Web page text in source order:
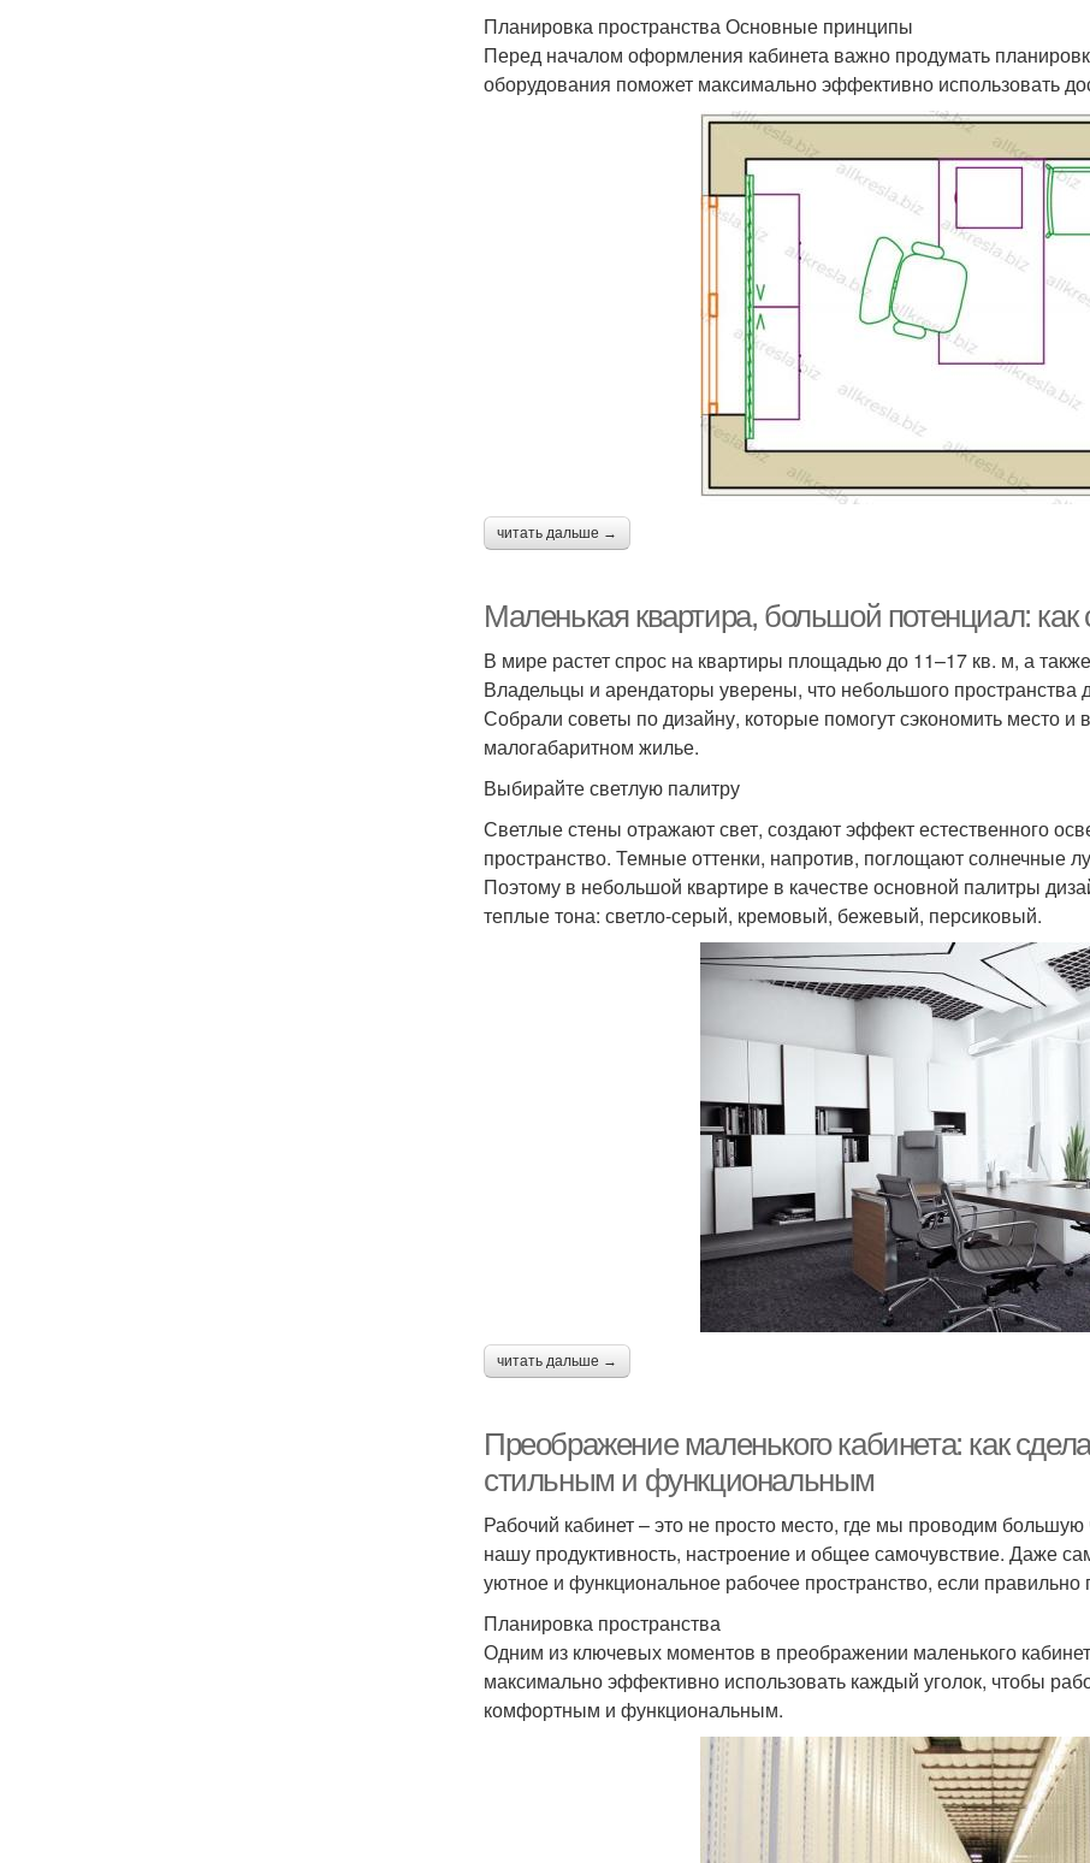
Планировка пространства Основные принципы
Перед началом оформления кабинета важно продумать
оборудования поможет максимально эффективно использовать
читать дальше →
Маленькая квартира, большой потенциал: как
В мире растет спрос на квартиры площадью до 11–17 кв. м, а
Владельцы и арендаторы уверены, что небольшого пространства
Собрали советы по дизайну, которые помогут сэкономить место и
малогабаритном жилье.
Выбирайте светлую палитру
Светлые стены отражают свет, создают эффект естественного
пространство. Темные оттенки, напротив, поглощают солнечные
Поэтому в небольшой квартире в качестве основной палитры
теплые тона: светло-серый, кремовый, бежевый, персиковый.
читать дальше →
Преображение маленького кабинета: как
стильным и функциональным
Рабочий кабинет – это не просто место, где мы проводим
нашу продуктивность, настроение и общее самочувствие. Даже
уютное и функциональное рабочее пространство, если
Планировка пространства
Одним из ключевых моментов в преображении маленького
максимально эффективно использовать каждый уголок, чтобы
комфортным и функциональным.